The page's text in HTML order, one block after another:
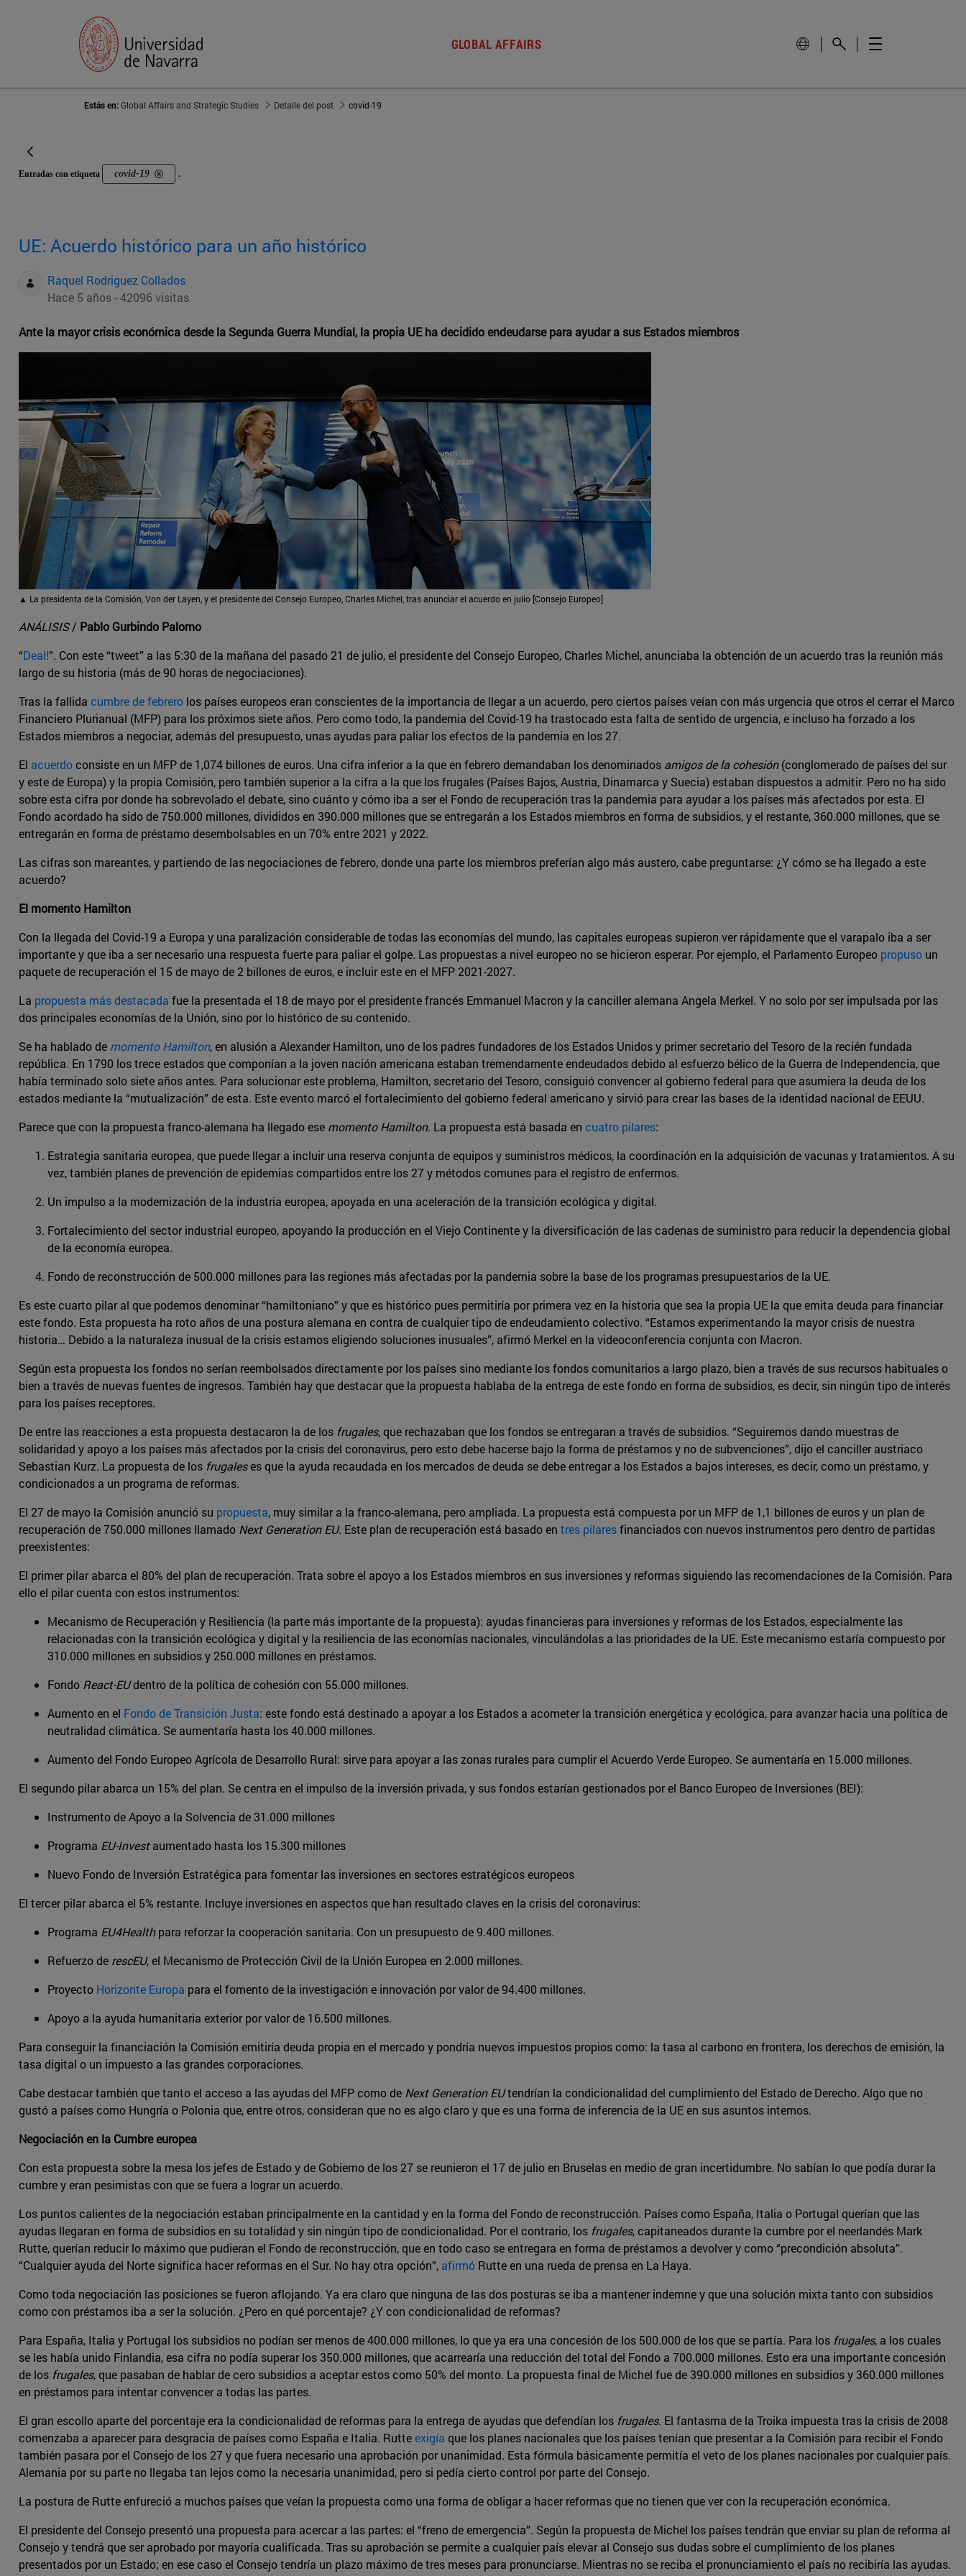
GLOBAL AFFAIRS
Estás en:Global Affairs and Strategic Studies Detalle del post covid-19
Entradas con etiqueta covid-19 .
UE: Acuerdo histórico para un año histórico
Raquel Rodriguez Collados
Hace 5 años - 42096 visitas
Ante la mayor crisis económica desde la Segunda Guerra Mundial, la propia UE ha decidido endeudarse para ayudar a sus Estados miembros
▲ La presidenta de la Comisión, Von der Layen, y el presidente del Consejo Europeo, Charles Michel, tras anunciar el acuerdo en julio [Consejo Europeo]
ANÁLISIS/ Pablo Gurbindo Palomo
“Deal!”. Con este “tweet” a las 5:30 de la mañana del pasado 21 de julio, el presidente del Consejo Europeo, Charles Michel, anunciaba la obtención de un acuerdo tras la reunión más
largo de su historia (más de 90 horas de negociaciones).
Tras la fallida cumbre de febrero los países europeos eran conscientes de la importancia de llegar a un acuerdo, pero ciertos países veían con más urgencia que otros el cerrar el Marco
Financiero Plurianual (MFP) para los próximos siete años. Pero como todo, la pandemia del Covid-19 ha trastocado esta falta de sentido de urgencia, e incluso ha forzado a los
Estados miembros a negociar, además del presupuesto, unas ayudas para paliar los efectos de la pandemia en los 27.
El acuerdoconsiste en un MFP de 1,074 billones de euros. Una cifra inferior a la que en febrero demandaban los denominados amigos de la cohesión(conglomerado de países del sur
y este de Europa) y la propia Comisión, pero también superior a la cifra a la que los frugales (Países Bajos, Austria, Dinamarca y Suecia) estaban dispuestos a admitir. Pero no ha sido
sobre esta cifra por donde ha sobrevolado el debate, sino cuánto y cómo iba a ser el Fondo de recuperación tras la pandemia para ayudar a los países más afectados por esta. El
Fondo acordado ha sido de 750.000 millones, divididos en 390.000 millones que se entregarán a los Estados miembros en forma de subsidios, y el restante, 360.000 millones, que se
entregarán en forma de préstamo desembolsables en un 70% entre 2021 y 2022.
Las cifras son mareantes, y partiendo de las negociaciones de febrero, donde una parte los miembros preferían algo más austero, cabe preguntarse: ¿Y cómo se ha llegado a este
acuerdo?
El momento Hamilton
Con la llegada del Covid-19 a Europa y una paralización considerable de todas las economías del mundo, las capitales europeas supieron ver rápidamente que el varapalo iba a ser
importante y que iba a ser necesario una respuesta fuerte para paliar el golpe. Las propuestas a nivel europeo no se hicieron esperar. Por ejemplo, el Parlamento Europeo propuso un
paquete de recuperación el 15 de mayo de 2 billones de euros, e incluir este en el MFP 2021-2027.
La propuesta más destacada fue la presentada el 18 de mayo por el presidente francés Emmanuel Macron y la canciller alemana Angela Merkel. Y no solo por ser impulsada por las
dos principales economías de la Unión, sino por lo histórico de su contenido.
Se ha hablado de momento Hamilton, en alusión a Alexander Hamilton, uno de los padres fundadores de los Estados Unidos y primer secretario del Tesoro de la recién fundada
república. En 1790 los trece estados que componían a la joven nación americana estaban tremendamente endeudados debido al esfuerzo bélico de la Guerra de Independencia, que
había terminado solo siete años antes. Para solucionar este problema, Hamilton, secretario del Tesoro, consiguió convencer al gobierno federal para que asumiera la deuda de los
estados mediante la “mutualización” de esta. Este evento marcó el fortalecimiento del gobierno federal americano y sirvió para crear las bases de la identidad nacional de EEUU.
Parece que con la propuesta franco-alemana ha llegado ese momento Hamilton. La propuesta está basada en cuatro pilares:
Estrategia sanitaria europea, que puede llegar a incluir una reserva conjunta de equipos y suministros médicos, la coordinación en la adquisición de vacunas y tratamientos. A su
vez, también planes de prevención de epidemias compartidos entre los 27 y métodos comunes para el registro de enfermos.
Un impulso a la modernización de la industria europea, apoyada en una aceleración de la transición ecológica y digital.
Fortalecimiento del sector industrial europeo, apoyando la producción en el Viejo Continente y la diversificación de las cadenas de suministro para reducir la dependencia global
de la economía europea.
Fondo de reconstrucción de 500.000 millones para las regiones más afectadas por la pandemia sobre la base de los programas presupuestarios de la UE.
Es este cuarto pilar al que podemos denominar “hamiltoniano” y que es histórico pues permitiría por primera vez en la historia que sea la propia UE la que emita deuda para financiar
este fondo. Esta propuesta ha roto años de una postura alemana en contra de cualquier tipo de endeudamiento colectivo. “Estamos experimentando la mayor crisis de nuestra
historia… Debido a la naturaleza inusual de la crisis estamos eligiendo soluciones inusuales”, afirmó Merkel en la videoconferencia conjunta con Macron.
Según esta propuesta los fondos no serían reembolsados directamente por los países sino mediante los fondos comunitarios a largo plazo, bien a través de sus recursos habituales o
bien a través de nuevas fuentes de ingresos. También hay que destacar que la propuesta hablaba de la entrega de este fondo en forma de subsidios, es decir, sin ningún tipo de interés
para los países receptores.
De entre las reacciones a esta propuesta destacaron la de los frugales, que rechazaban que los fondos se entregaran a través de subsidios. “Seguiremos dando muestras de
solidaridad y apoyo a los países más afectados por la crisis del coronavirus, pero esto debe hacerse bajo la forma de préstamos y no de subvenciones”, dijo el canciller austriaco
Sebastian Kurz. La propuesta de los frugaleses que la ayuda recaudada en los mercados de deuda se debe entregar a los Estados a bajos intereses, es decir, como un préstamo, y
condicionados a un programa de reformas.
El 27 de mayo la Comisión anunció su propuesta, muy similar a la franco-alemana, pero ampliada. La propuesta está compuesta por un MFP de 1,1 billones de euros y un plan de
recuperación de 750.000 millones llamado Next Generation EU. Este plan de recuperación está basado en tres pilaresfinanciados con nuevos instrumentos pero dentro de partidas
preexistentes:
El primer pilar abarca el 80% del plan de recuperación. Trata sobre el apoyo a los Estados miembros en sus inversiones y reformas siguiendo las recomendaciones de la Comisión. Para
ello el pilar cuenta con estos instrumentos:
Mecanismo de Recuperación y Resiliencia (la parte más importante de la propuesta): ayudas financieras para inversiones y reformas de los Estados, especialmente las
relacionadas con la transición ecológica y digital y la resiliencia de las economías nacionales, vinculándolas a las prioridades de la UE. Este mecanismo estaría compuesto por
310.000 millones en subsidios y 250.000 millones en préstamos.
Fondo React-EUdentro de la política de cohesión con 55.000 millones.
Aumento en el Fondo de Transición Justa: este fondo está destinado a apoyar a los Estados a acometer la transición energética y ecológica, para avanzar hacia una política de
neutralidad climática. Se aumentaría hasta los 40.000 millones.
Aumento del Fondo Europeo Agrícola de Desarrollo Rural: sirve para apoyar a las zonas rurales para cumplir el Acuerdo Verde Europeo. Se aumentaría en 15.000 millones.
El segundo pilar abarca un 15% del plan. Se centra en el impulso de la inversión privada, y sus fondos estarían gestionados por el Banco Europeo de Inversiones (BEI):
Instrumento de Apoyo a la Solvencia de 31.000 millones
Programa EU-Investaumentado hasta los 15.300 millones
Nuevo Fondo de Inversión Estratégica para fomentar las inversiones en sectores estratégicos europeos
El tercer pilar abarca el 5% restante. Incluye inversiones en aspectos que han resultado claves en la crisis del coronavirus:
Programa EU4Healthpara reforzar la cooperación sanitaria. Con un presupuesto de 9.400 millones.
Refuerzo de rescEU, el Mecanismo de Protección Civil de la Unión Europea en 2.000 millones.
Proyecto Horizonte Europa para el fomento de la investigación e innovación por valor de 94.400 millones.
Apoyo a la ayuda humanitaria exterior por valor de 16.500 millones.
Para conseguir la financiación la Comisión emitiría deuda propia en el mercado y pondría nuevos impuestos propios como: la tasa al carbono en frontera, los derechos de emisión, la
tasa digital o un impuesto a las grandes corporaciones.
Cabe destacar también que tanto el acceso a las ayudas del MFP como de Next Generation EUtendrían la condicionalidad del cumplimiento del Estado de Derecho. Algo que no
gustó a países como Hungría o Polonia que, entre otros, consideran que no es algo claro y que es una forma de inferencia de la UE en sus asuntos internos.
Negociación en la Cumbre europea
Con esta propuesta sobre la mesa los jefes de Estado y de Gobierno de los 27 se reunieron el 17 de julio en Bruselas en medio de gran incertidumbre. No sabían lo que podía durar la
cumbre y eran pesimistas con que se fuera a lograr un acuerdo.
Los puntos calientes de la negociación estaban principalmente en la cantidad y en la forma del Fondo de reconstrucción. Países como España, Italia o Portugal querían que las
ayudas llegaran en forma de subsidios en su totalidad y sin ningún tipo de condicionalidad. Por el contrario, los frugales, capitaneados durante la cumbre por el neerlandés Mark
Rutte, querían reducir lo máximo que pudieran el Fondo de reconstrucción, que en todo caso se entregara en forma de préstamos a devolver y como “precondición absoluta”.
“Cualquier ayuda del Norte significa hacer reformas en el Sur. No hay otra opción”, afirmó Rutte en una rueda de prensa en La Haya.
Como toda negociación las posiciones se fueron aflojando. Ya era claro que ninguna de las dos posturas se iba a mantener indemne y que una solución mixta tanto con subsidios
como con préstamos iba a ser la solución. ¿Pero en qué porcentaje? ¿Y con condicionalidad de reformas?
Para España, Italia y Portugal los subsidios no podían ser menos de 400.000 millones, lo que ya era una concesión de los 500.000 de los que se partía. Para los frugales, a los cuales
se les había unido Finlandia, esa cifra no podía superar los 350.000 millones, que acarrearía una reducción del total del Fondo a 700.000 millones. Esto era una importante concesión
de los frugales, que pasaban de hablar de cero subsidios a aceptar estos como 50% del monto. La propuesta final de Michel fue de 390.000 millones en subsidios y 360.000 millones
en préstamos para intentar convencer a todas las partes.
El gran escollo aparte del porcentaje era la condicionalidad de reformas para la entrega de ayudas que defendían los frugales. El fantasma de la Troika impuesta tras la crisis de 2008
comenzaba a aparecer para desgracia de países como España e Italia. Rutteexigía que los planes nacionales que los países tenían que presentar a la Comisión para recibir el Fondo
también pasara por el Consejo de los 27 y que fuera necesario una aprobación por unanimidad. Esta fórmula básicamente permitía el veto de los planes nacionales por cualquier país.
Alemania por su parte no llegaba tan lejos como la necesaria unanimidad, pero si pedía cierto control por parte del Consejo.
La postura de Rutte enfureció a muchos países que veían la propuesta como una forma de obligar a hacer reformas que no tienen que ver con la recuperación económica.
El presidente del Consejo presentó una propuesta para acercar a las partes: el “freno de emergencia”. Según la propuesta de Michel los países tendrán que enviar su plan de reforma al
Consejo y tendrá que ser aprobado por mayoría cualificada. Tras su aprobación se permite a cualquier país elevar al Consejo sus dudas sobre el cumplimiento de los planes
presentados por un Estado; en ese caso el Consejo tendría un plazo máximo de tres meses para pronunciarse. Mientras no se reciba el pronunciamiento el país no recibiría las ayudas.